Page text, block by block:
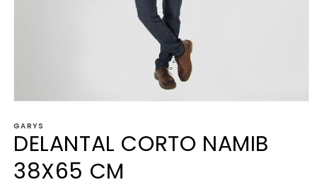
multimedia
1
en
ventana
modal
GARYS
DELANTAL CORTO NAMIB
38X65 CM